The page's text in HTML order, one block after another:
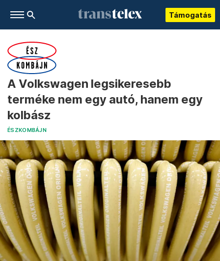
Támogatás
A Volkswagen legsikeresebb
terméke nem egy autó, hanem egy
kolbász
ÉSZKOMBÁJN